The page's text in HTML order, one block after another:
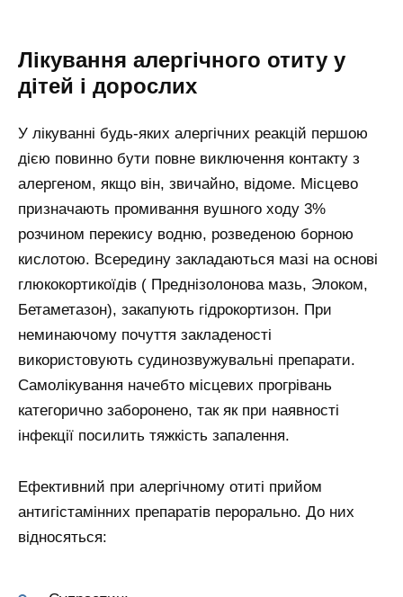
Лікування алергічного отиту у
дітей і дорослих
У лікуванні будь-яких алергічних реакцій першою
дією повинно бути повне виключення контакту з
алергеном, якщо він, звичайно, відоме. Місцево
призначають промивання вушного ходу 3%
розчином перекису водню, розведеною борною
кислотою. Всередину закладаються мазі на основі
глюкокортикоїдів ( Преднізолонова мазь, Элоком,
Бетаметазон), закапують гідрокортизон. При
неминаючому почуття закладеності
використовують судинозвужувальні препарати.
Самолікування начебто місцевих прогрівань
категорично заборонено, так як при наявності
інфекції посилить тяжкість запалення.
Ефективний при алергічному отиті прийом
антигістамінних препаратів перорально. До них
відносяться: